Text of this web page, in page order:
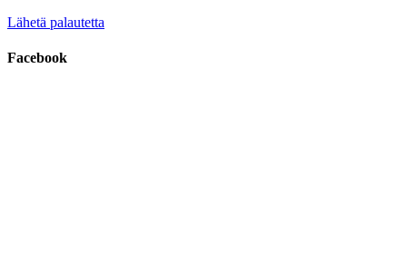
Lähetä palautetta
Facebook